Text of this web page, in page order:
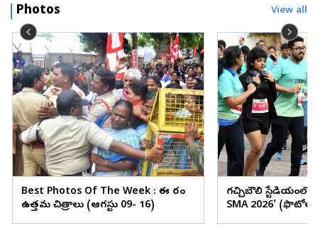
Photos View all
Best Photos Of The Week : ఈ వారం
ఉత్తమ చిత్రాలు (ఆగస్టు 09- 16)
గచ్చిబౌలి స్టేడియంలో
SMA 2026'